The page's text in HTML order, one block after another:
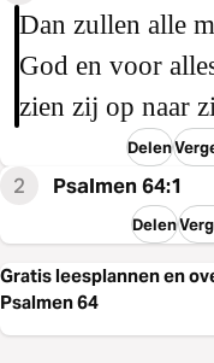
Dan zullen alle
God en voor
zien zij op naar
Delen
2 Psalmen 64:1
Delen
Gratis leesplannen en
Psalmen 64